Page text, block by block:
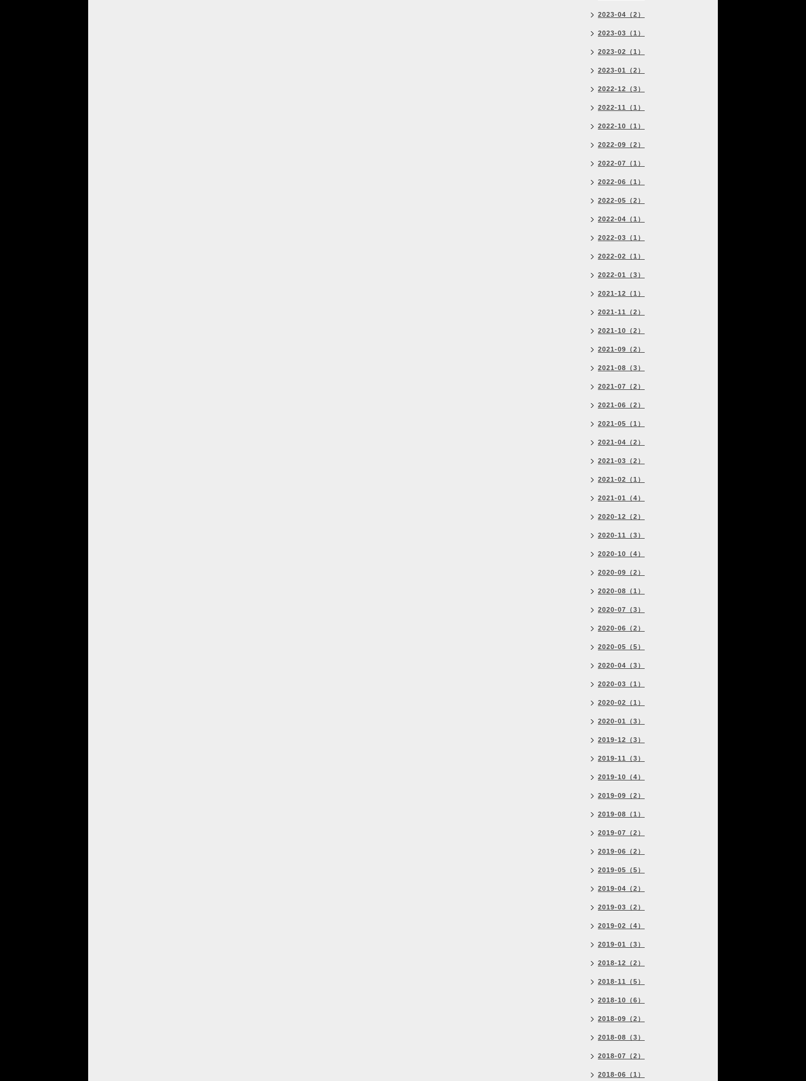
2023-04（2）
2023-03（1）
2023-02（1）
2023-01（2）
2022-12（3）
2022-11（1）
2022-10（1）
2022-09（2）
2022-07（1）
2022-06（1）
2022-05（2）
2022-04（1）
2022-03（1）
2022-02（1）
2022-01（3）
2021-12（1）
2021-11（2）
2021-10（2）
2021-09（2）
2021-08（3）
2021-07（2）
2021-06（2）
2021-05（1）
2021-04（2）
2021-03（2）
2021-02（1）
2021-01（4）
2020-12（2）
2020-11（3）
2020-10（4）
2020-09（2）
2020-08（1）
2020-07（3）
2020-06（2）
2020-05（5）
2020-04（3）
2020-03（1）
2020-02（1）
2020-01（3）
2019-12（3）
2019-11（3）
2019-10（4）
2019-09（2）
2019-08（1）
2019-07（2）
2019-06（2）
2019-05（5）
2019-04（2）
2019-03（2）
2019-02（4）
2019-01（3）
2018-12（2）
2018-11（5）
2018-10（6）
2018-09（2）
2018-08（3）
2018-07（2）
2018-06（1）